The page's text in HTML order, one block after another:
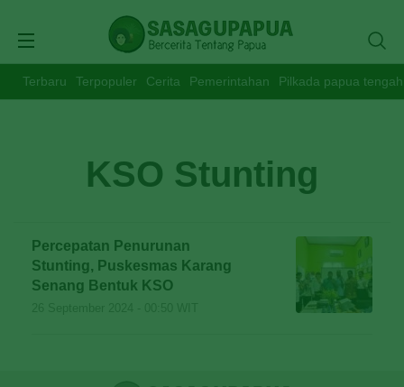
Terbaru Terpopuler Cerita Pemerintahan Pilkada papua tengah
KSO Stunting
Percepatan Penurunan
Stunting, Puskesmas Karang
Senang Bentuk KSO